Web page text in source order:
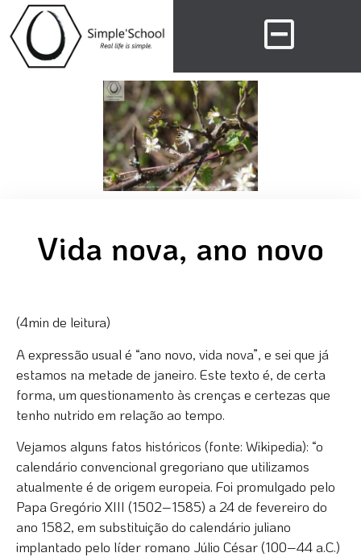
Vida nova, ano novo
(4min de leitura)
A expressão usual é “ano novo, vida nova”, e sei que já
estamos na metade de janeiro. Este texto é, de certa
forma, um questionamento às crenças e certezas que
tenho nutrido em relação ao tempo.
Vejamos alguns fatos históricos (fonte: Wikipedia): “o
calendário convencional gregoriano que utilizamos
atualmente é de origem europeia. Foi promulgado pelo
Papa Gregório XIII (1502–1585) a 24 de fevereiro do
ano 1582, em substituição do calendário juliano
implantado pelo líder romano Júlio César (100–44 a.C.)